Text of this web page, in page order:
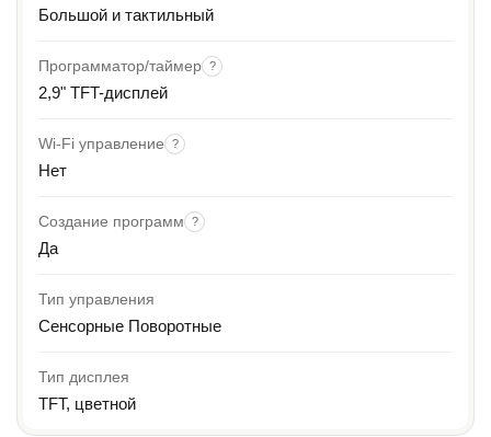
Большой и тактильный
Программатор/таймер ?
2,9" TFT-дисплей
Wi-Fi управление ?
Нет
Создание программ ?
Да
Тип управления
Сенсорные Поворотные
Тип дисплея
TFT, цветной